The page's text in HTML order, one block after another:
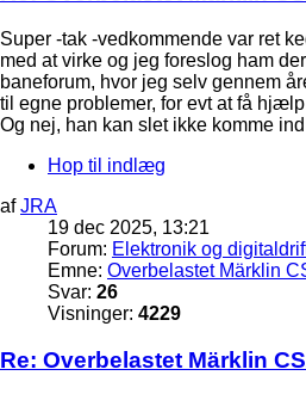
Super -tak -vedkommende var ret
med at virke og jeg foreslog ham
baneforum, hvor jeg selv gennem
til egne problemer, for evt at få
Og nej, han kan slet ikke komme
Hop til indlæg
afJRA
19 dec 2025, 13:21
Forum: Elektronik og
Emne: Overbelastet Märklin
Svar: 26
Visninger: 4229
Re: Overbelastet Märklin